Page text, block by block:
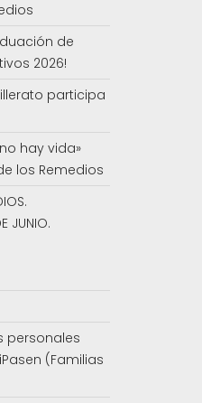
de
2026!
participa
hay vida»
los Remedios
JUNIO.
personales
(Familias